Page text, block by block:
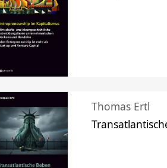
Thomas Ertl